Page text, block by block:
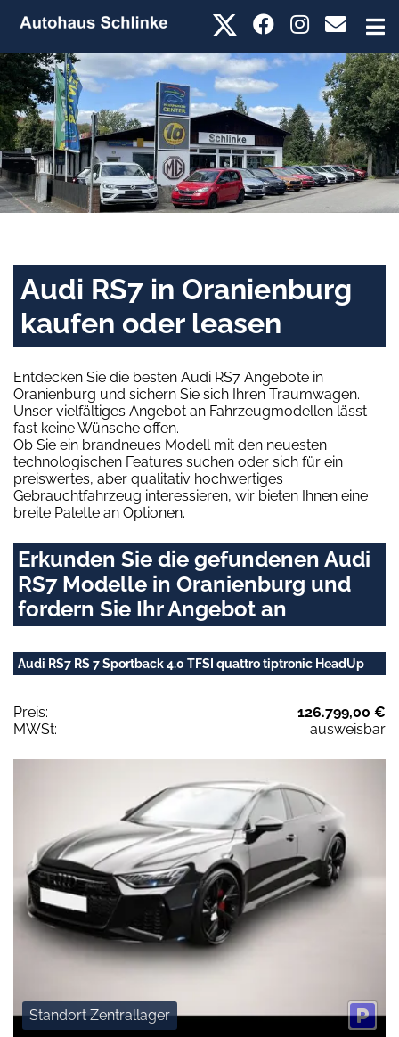
Audi RS7 in Oranienburg
kaufen oder leasen
Entdecken Sie die besten Audi RS7 Angebote in
Oranienburg und sichern Sie sich Ihren Traumwagen.
Unser vielfältiges Angebot an Fahrzeugmodellen lässt
fast keine Wünsche offen.
Ob Sie ein brandneues Modell mit den neuesten
technologischen Features suchen oder sich für ein
preiswertes, aber qualitativ hochwertiges
Gebrauchtfahrzeug interessieren, wir bieten Ihnen eine
breite Palette an Optionen.
Erkunden Sie die gefundenen Audi
RS7 Modelle in Oranienburg und
fordern Sie Ihr Angebot an
Audi RS7 RS 7 Sportback 4.0 TFSI quattro tiptronic HeadUp
Preis:
126.799,00 €
MWSt:
ausweisbar
Standort Zentrallager